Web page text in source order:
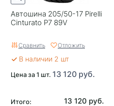
Автошина 205/50-17 Pirelli
Cinturato P7 89V
Сравнить Отложить
В наличии 2 шт
Цена за 1 шт. 13 120 руб.
Итого: 13 120 руб.